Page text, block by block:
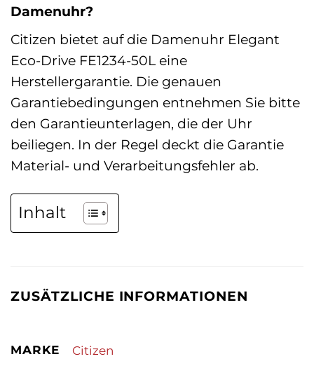
Damenuhr?
Citizen bietet auf die Damenuhr Elegant
Eco-Drive FE1234-50L eine
Herstellergarantie. Die genauen
Garantiebedingungen entnehmen Sie bitte
den Garantieunterlagen, die der Uhr
beiliegen. In der Regel deckt die Garantie
Material- und Verarbeitungsfehler ab.
Inhalt
ZUSÄTZLICHE INFORMATIONEN
MARKE Citizen